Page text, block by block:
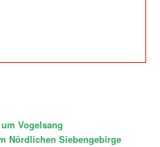
Vogelsang
Nördlichen Siebengebirge